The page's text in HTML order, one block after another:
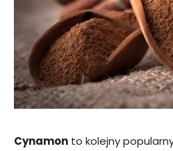
Cynamon to kolejny